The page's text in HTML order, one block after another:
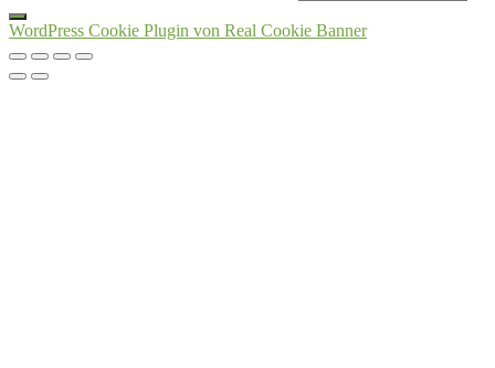
WordPress Cookie Plugin von Real Cookie Banner